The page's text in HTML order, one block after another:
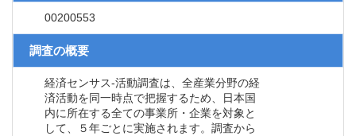
00200553
調査の概要
経済センサス‐活動調査は、全産業分野の経
済活動を同一時点で把握するため、日本国
内に所在する全ての事業所・企業を対象と
して、５年ごとに実施されます。調査から